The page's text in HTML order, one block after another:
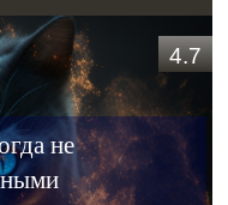
не
4.7